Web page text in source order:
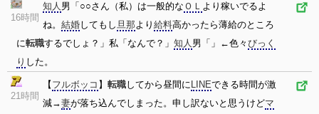
16時間
知人 男「○○さん（私）は一般的な ＯＬ より稼いでるよ
ね。 結婚してもし旦那より 給料高かったら薄給のところ
に転職するでしょ？」私「なんで？」 知人 男「」←色々 びっく
り した。
21時間
【 フルボッコ 】 転職してから昼間に LINEできる時間が激
減→妻が落ち込んでしまった。申し訳ないと思うけどマ